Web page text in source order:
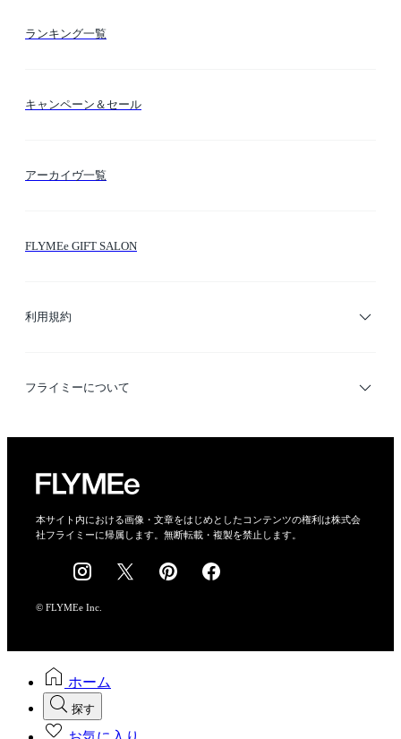
カテゴリー検索
ランキング一覧
キャンペーン＆セール
アーカイヴ一覧
FLYMEe GIFT SALON
利用規約
利用規約
フライミーについて
会社概要
採用情報
本サイト内における画像・文章をはじめとしたコンテンツの権利は株式会
社フライミーに帰属します。無断転載・複製を禁止します。
© FLYMEe Inc.
ホーム
探す